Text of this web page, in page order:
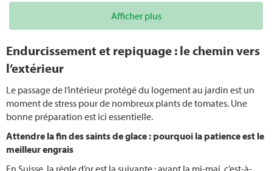
Afficher plus
Endurcissement et repiquage : le chemin vers
l’extérieur
Le passage de l’intérieur protégé du logement au jardin est un
moment de stress pour de nombreux plants de tomates. Une
bonne préparation est ici essentielle.
Attendre la fin des saints de glace : pourquoi la patience est le
meilleur engrais
En Suisse, la règle d’or est la suivante : avant la mi-mai, c’est-à-
Scarifier
Quand fertiliser la pelouse
Jardin pour l‘hiver
Lutter contre les cochenilles